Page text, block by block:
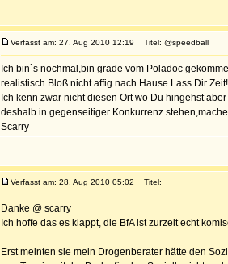
Verfasst am: 27. Aug 2010 12:19 Titel: @speedball
Ich bin`s nochmal,bin grade vom Poladoc
realistisch.Bloß nicht affig nach Hause.Lass Dir Zeit!
Ich kenn zwar nicht diesen Ort wo Du hingehst
deshalb in gegenseitiger Konkurrenz
Scarry
Verfasst am: 28. Aug 2010 05:02 Titel:
Danke @ scarry
Ich hoffe das es klappt, die BfA ist zurzeit echt
Erst meinten sie mein Drogenberater hätte den